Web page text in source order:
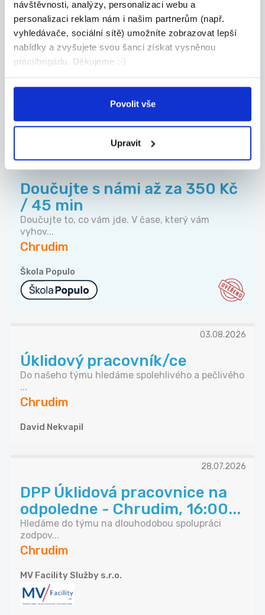
návštěvnosti, analýzy, personalizaci webu a
personalizaci reklam nám i našim partnerům (např.
vyhledávače, sociální sítě) umožníte zobrazovat lepší
nabídky a zvyšujete svou šanci získat vysněnou
práci/brigádu. Děkujeme :-)
Povolit vše
Upravit
Hledáme brigádníky do
prodejny PENNY Třemošnice
Do týmu v Třemošnici hledáme spolehlivé
brigádní...
Doučujte s námi až za 350 Kč
/ 45 min
Doučujte to, co vám jde. V čase, který vám
vyhov...
Chrudim
Škola Populo
03.08.2026
Úklidový pracovník/ce
Do našeho týmu hledáme spolehlivého a pečlivého
...
Chrudim
David Nekvapil
28.07.2026
DPP Úklidová pracovnice na
odpoledne - Chrudim, 16:00...
Hledáme do týmu na dlouhodobou spolupráci
zodpov...
Chrudim
MV Facility Služby s.r.o.